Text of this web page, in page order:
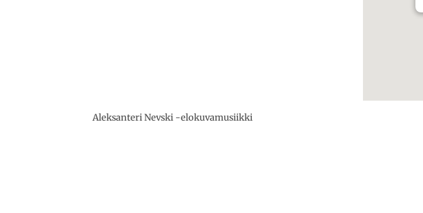
Aleksanteri Nevski -elokuvamusiikki